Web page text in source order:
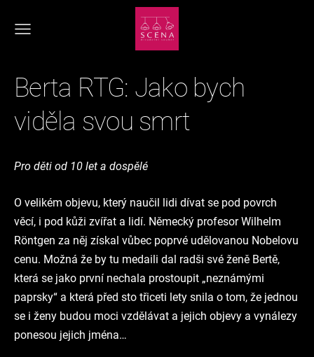
Berta RTG: Jako bych
viděla svou smrt
Pro děti od 10 let a dospělé
O velikém objevu, který naučil lidi dívat se pod povrch
věcí, i pod kůži zvířat a lidí. Německý profesor Wilhelm
Röntgen za něj získal vůbec poprvé udělovanou Nobelovu
cenu. Možná že by tu medaili dal radši své ženě Bertě,
která se jako první nechala prostoupit „neznámými
paprsky“ a která před sto třiceti lety snila o tom, že jednou
se i ženy budou moci vzdělávat a jejich objevy a vynálezy
ponesou jejich jména…